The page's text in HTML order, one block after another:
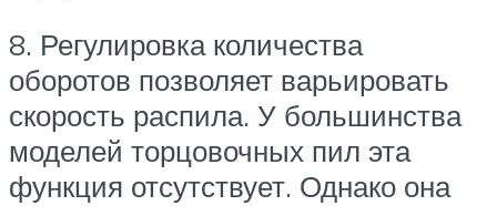
8. Регулировка количества
оборотов позволяет варьировать
скорость распила. У большинства
моделей торцовочных пил эта
функция отсутствует. Однако она